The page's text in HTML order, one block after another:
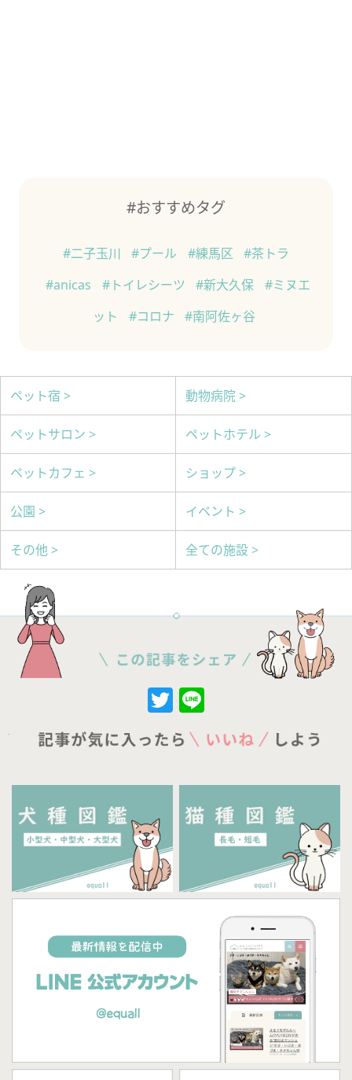
#おすすめタグ
#二子玉川 #プール #練馬区
#茶トラ
#anicas
#トイレシーツ #新大久保
#ミヌエ
ット
#コロナ #南阿佐ヶ谷
ペット宿 > 動物病院 >
ペットサロン > ペットホテル >
ペットカフェ > ショップ >
公園 > イベント >
その他 > 全ての施設 >
Twitter